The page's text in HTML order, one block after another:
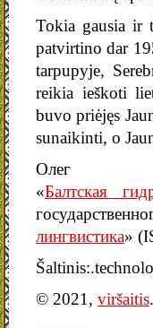
Tokia gausia ir
patvirtino dar
tarpupyje,
reikia ieškoti
buvo priėjęs
sunaikinti, o
Олег
«Балтская
лингвистика»
© 2021, viršaitis